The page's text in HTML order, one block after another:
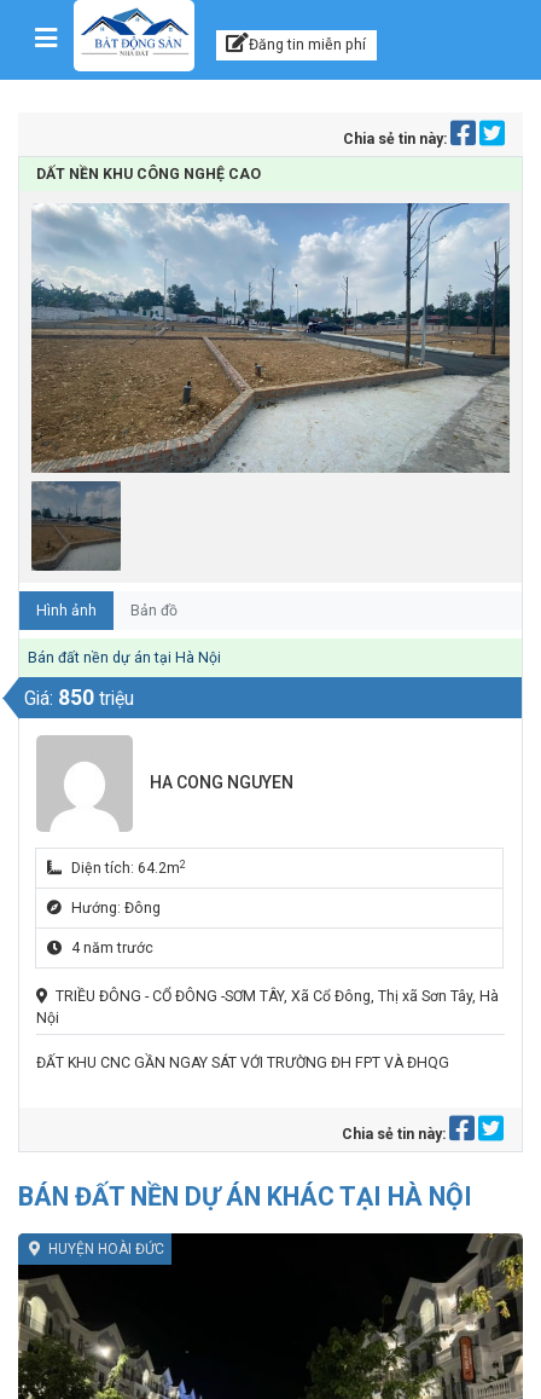
Skip to content Kênh thông tin, tư vấn
Đăng tin miễn phí
Chia sẻ tin này:
DẤT NỀN KHU CÔNG NGHỆ CAO
Hình ảnh Bản đồ
Bán đất nền dự án tại Hà Nội
Giá: 850 triệu
HA CONG NGUYEN
Diện tích: 64.2m2
Hướng: Đông
4 năm trước
TRIỀU ĐÔNG - CỔ ĐÔNG -SƠM TÂY, Xã Cổ Đông, Thị xã Sơn Tây, Hà
Nội
ĐẤT KHU CNC GẦN NGAY SÁT VỚI TRƯỜNG ĐH FPT VÀ ĐHQG
Chia sẻ tin này:
BÁN ĐẤT NỀN DỰ ÁN KHÁC TẠI HÀ NỘI
HUYỆN HOÀI ĐỨC